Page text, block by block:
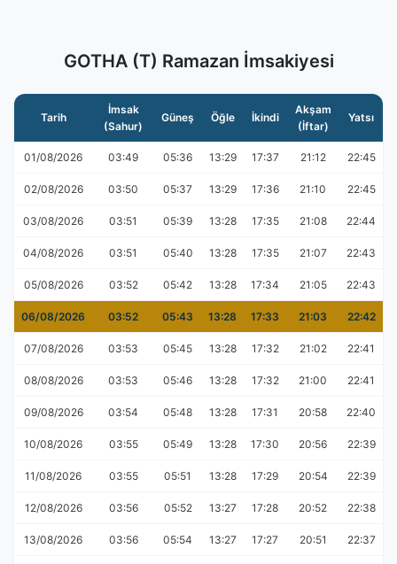
GOTHA (T) Ramazan İmsakiyesi
Tarih
İmsak
(Sahur)
Güneş Öğle İkindi
Akşam
(İftar)
Yatsı
01/08/2026 03:49 05:36 13:29 17:37 21:12 22:45
02/08/2026 03:50 05:37 13:29 17:36 21:10 22:45
03/08/2026 03:51 05:39 13:28 17:35 21:08 22:44
04/08/2026 03:51 05:40 13:28 17:35 21:07 22:43
05/08/2026 03:52 05:42 13:28 17:34 21:05 22:43
06/08/2026 03:52 05:43 13:28 17:33 21:03 22:42
07/08/2026 03:53 05:45 13:28 17:32 21:02 22:41
08/08/2026 03:53 05:46 13:28 17:32 21:00 22:41
09/08/2026 03:54 05:48 13:28 17:31 20:58 22:40
10/08/2026 03:55 05:49 13:28 17:30 20:56 22:39
11/08/2026 03:55 05:51 13:28 17:29 20:54 22:39
12/08/2026 03:56 05:52 13:27 17:28 20:52 22:38
13/08/2026 03:56 05:54 13:27 17:27 20:51 22:37